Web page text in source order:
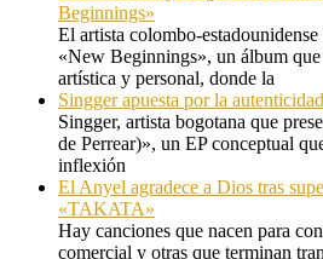
Beginnings»
El artista colombo-
«New Beginnings», un álbum que
artística y personal, donde la
Singger apuesta por la
Singger, artista bogotana que
de Perrear)», un EP conceptual
inflexión
El Anyel agradece a Dios tras
«TAKATA»
Hay canciones que nacen para
comercial y otras que terminan